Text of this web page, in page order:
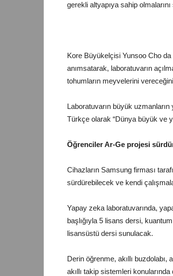
gerekli altyapıya sahip
Kore Büyükelçisi Yunsoo Cho
anımsatarak, laboratuvarın
tohumların meyvelerini
Laboratuvarın büyük
Türkçe olarak “Dünya büyük ve
Öğrenciler Ar-Ge projesi
Cihazların Samsung firması
sürdürebilecek ve kendi
Yapay zeka laboratuvarında,
başlığıyla 5 lisans dersi,
lisansüstü dersi sunulacak.
Derin öğrenme, akıllı
akıllı takip sistemleri